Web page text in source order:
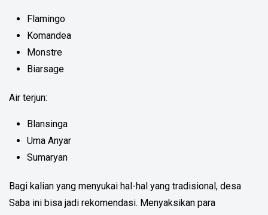
Flamingo
Komandea
Monstre
Biarsage
Air terjun:
Blansinga
Uma Anyar
Sumaryan
Bagi kalian yang menyukai hal-hal yang tradisional, desa
Saba ini bisa jadi rekomendasi. Menyaksikan para